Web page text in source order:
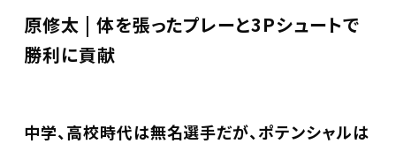
原修太 | 体を張ったプレーと3Pシュートで
勝利に貢献
中学、高校時代は無名選手だが、ポテンシャルは